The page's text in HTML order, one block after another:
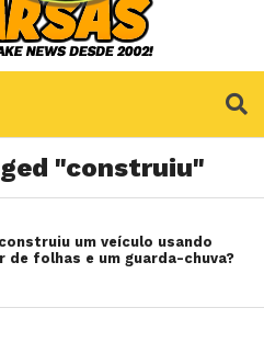
"construiu"
um veículo usando
de folhas e um guarda-chuva?